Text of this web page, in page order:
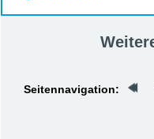
Seitennavigation: